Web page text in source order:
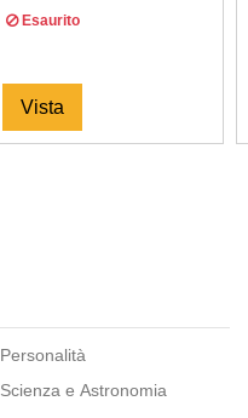
Esaurito
Vista
Personalità
Scienza e Astronomia